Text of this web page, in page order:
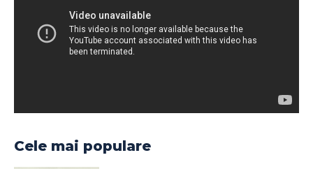
Cele mai populare